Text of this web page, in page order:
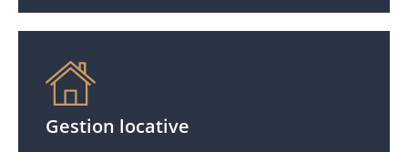
Gestion locative